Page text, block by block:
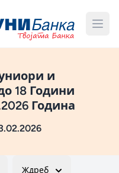
и
18 Години
Година
Ждреб